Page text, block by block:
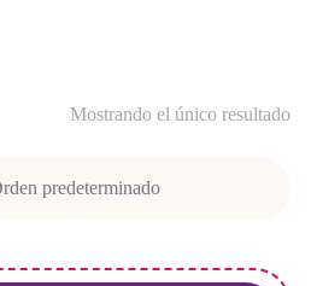
Mostrando el único resultado